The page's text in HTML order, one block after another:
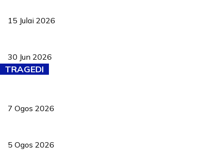
15 Julai 2026
30 Jun 2026
TRAGEDI
7 Ogos 2026
5 Ogos 2026